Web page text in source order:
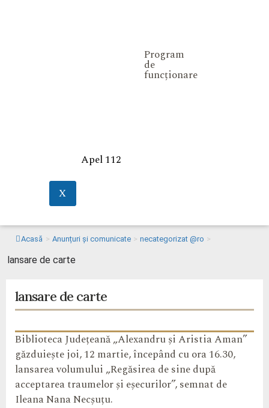
Program
de
funcționare
Apel 112
X
Acasă > Anunțuri și comunicate > necategorizat @ro >
lansare de carte
lansare de carte
Biblioteca Județeană „Alexandru și Aristia Aman”
găzduiește joi, 12 martie, începând cu ora 16.30,
lansarea volumului „Regăsirea de sine după
acceptarea traumelor și eșecurilor”, semnat de
Ileana Nana Necșuțu.